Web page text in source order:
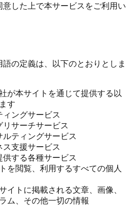
した上で本サービスをご利用い
の定義は、以下のとおりとしま
社が本サイトを通じて提供する以
す
ングサービス
リサーチサービス
ルティングサービス
ス支援サービス
供する各種サービス
を閲覧、利用するすべての個人
サイトに掲載される文章、画像、
ム、その他一切の情報